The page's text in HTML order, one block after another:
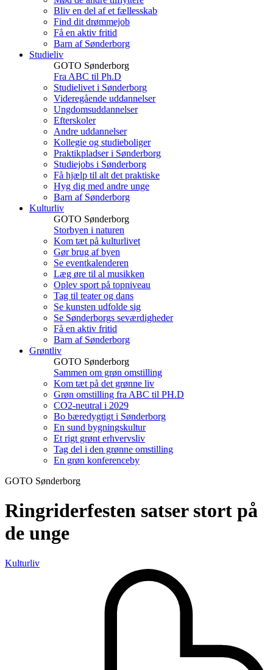
Bliv en del af et fællesskab
Find dit drømmejob
Få en aktiv fritid
Barn af Sønderborg
Studieliv
GOTO Sønderborg
Fra ABC til Ph.D
Studielivet i Sønderborg
Videregående uddannelser
Ungdomsuddannelser
Efterskoler
Andre uddannelser
Kollegie og studieboliger
Praktikpladser i Sønderborg
Studiejobs i Sønderborg
Få hjælp til alt det praktiske
Hyg dig med andre unge
Barn af Sønderborg
Kulturliv
GOTO Sønderborg
Storbyen i naturen
Kom tæt på kulturlivet
Gør brug af byen
Se eventkalenderen
Læg øre til al musikken
Oplev sport på topniveau
Tag til teater og dans
Se kunsten udfolde sig
Se Sønderborgs seværdigheder
Få en aktiv fritid
Barn af Sønderborg
Grøntliv
GOTO Sønderborg
Sammen om grøn omstilling
Kom tæt på det grønne liv
Grøn omstilling fra ABC til PH.D
CO2-neutral i 2029
Bo bæredygtigt i Sønderborg
En sund bygningskultur
Et rigt grønt erhvervsliv
Tag del i den grønne omstilling
En grøn konferenceby
GOTO Sønderborg
Ringrider­festen satser stort på
de unge
Kulturliv